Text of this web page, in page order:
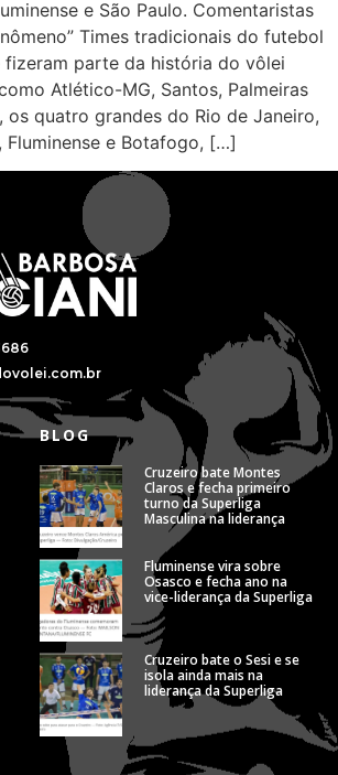
e São Paulo. Comentaristas
Times tradicionais do futebol
fizeram parte da história do vôlei
Atlético-MG, Santos, Palmeiras
os quatro grandes do Rio de Janeiro,
Fluminense e Botafogo, […]
BLOG
Cruzeiro bate Montes
Claros e fecha primeiro
turno da Superliga
Masculina na liderança
Fluminense vira sobre
Osasco e fecha ano na
vice-liderança da Superliga
Cruzeiro bate o Sesi e se
isola ainda mais na
liderança da Superliga